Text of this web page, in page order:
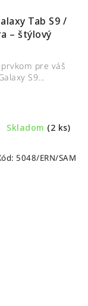
Tab S9 /
– štýlový
Skladom (2 ks)
pre váš
S9...
5048/ERN/SAM